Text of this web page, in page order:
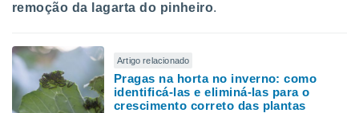
remoção da lagarta do pinheiro.
Artigo relacionado
Pragas na horta no inverno: como
identificá-las e eliminá-las para o
crescimento correto das plantas